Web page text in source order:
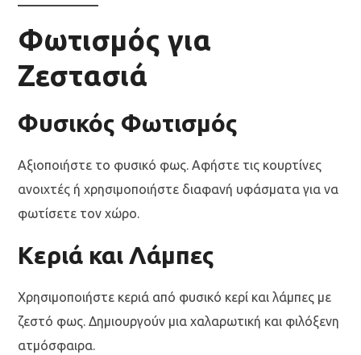
Φωτισμός για
Ζεστασιά
Φυσικός Φωτισμός
Αξιοποιήστε το φυσικό φως. Αφήστε τις κουρτίνες
ανοιχτές ή χρησιμοποιήστε διαφανή υφάσματα για να
φωτίσετε τον χώρο.
Κεριά και Λάμπες
Χρησιμοποιήστε κεριά από φυσικό κερί και λάμπες με
ζεστό φως. Δημιουργούν μια χαλαρωτική και φιλόξενη
ατμόσφαιρα.